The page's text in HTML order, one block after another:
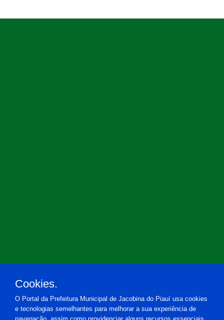
Cookies.
O Portal da Prefeitura Municipal de Jacobina do Piauí usa cookies
e tecnologias semelhantes para melhorar a sua experiência de